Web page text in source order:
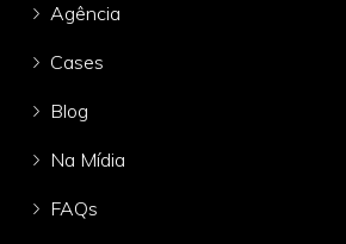
Agência
Cases
Blog
Na Mídia
FAQs